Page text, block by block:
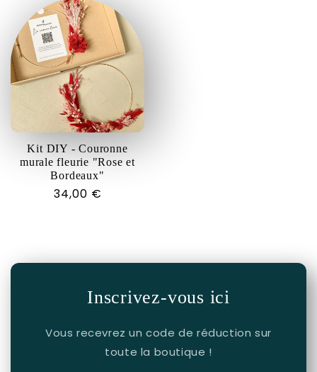
Kit DIY - Couronne
murale fleurie "Rose et
Bordeaux"
Prix
34,00 €
Inscrivez-vous ici
Vous recevrez un code de réduction sur
toute la boutique !